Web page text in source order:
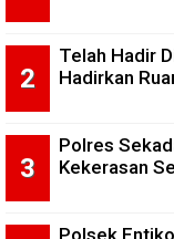
Telah Hadir
Hadirkan
Polres
Kekerasan
Polsek